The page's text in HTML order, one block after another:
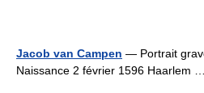
Jacob van Campen — Portrait
Naissance 2 février 1596 Haarlem